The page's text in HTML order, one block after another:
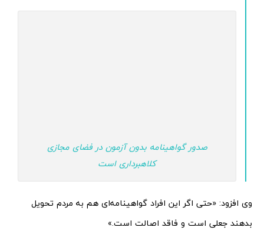
صدور گواهینامه بدون آزمون در فضای مجازی
کلاهبرداری است
وی افزود: «حتی اگر این افراد گواهینامه‌ای هم به مردم تحویل
بدهند جعلی است و فاقد اصالت است.»